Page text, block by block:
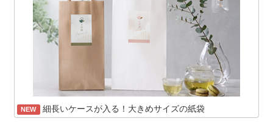
NEW 細長いケースが入る！大きめサイズの紙袋